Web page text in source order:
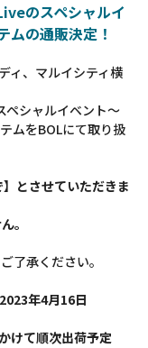
のスペシャルイ
の通販決定！
ィ、マルイシティ横
シャルイベント～
ムをBOLにて取り扱
とさせていただきま
。
了承ください。
年4月16日
けて順次出荷予定